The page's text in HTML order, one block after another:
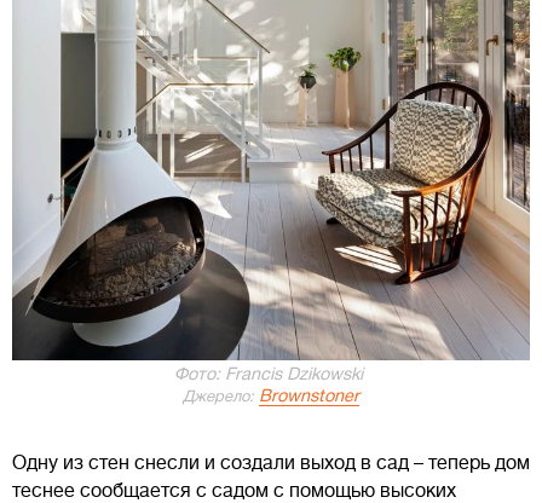
Фото: Francis Dzikowski
Джерело: Brownstoner
Одну из стен снесли и создали выход в сад – теперь дом
теснее сообщается с садом с помощью высоких